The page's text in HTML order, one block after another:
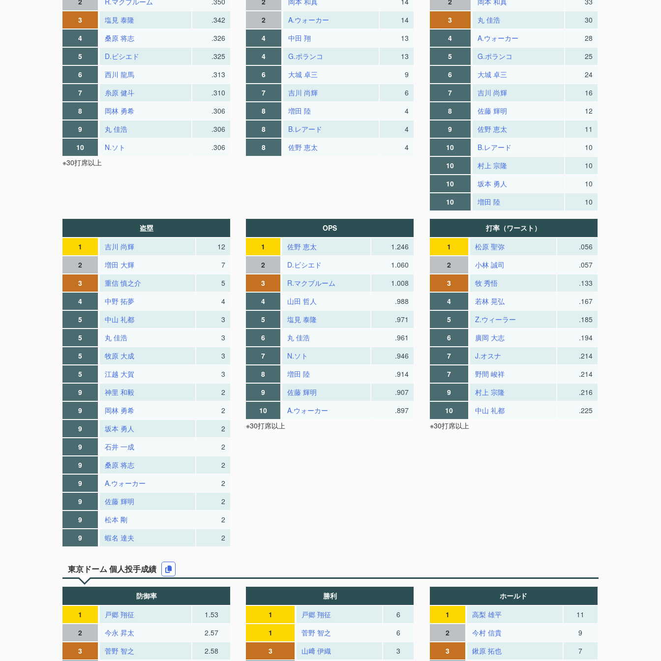
3
塩見 泰隆
.342
4
桑原 将志
.326
5
D.ビシエド
.325
6
西川 龍馬
.313
7
糸原 健斗
.310
8
岡林 勇希
.306
9
丸 佳浩
.306
10
N.ソト
.306
※30打席以上
2
A.ウォーカー
14
4
中田 翔
13
4
G.ポランコ
13
6
大城 卓三
9
7
吉川 尚輝
6
8
増田 陸
4
8
B.レアード
4
8
佐野 恵太 4
3
丸 佳浩
30
4
A.ウォーカー
28
5
G.ポランコ
25
6
大城 卓三
24
7
吉川 尚輝
16
8
佐藤 輝明
12
9
佐野 恵太
11
10
B.レアード
10
10
村上 宗隆
10
10
坂本 勇人
10
10
増田 陸 10
盗塁
1
吉川 尚輝
12
2
増田 大輝
7
3
重信 慎之介
5
4
中野 拓夢
4
5
中山 礼都
3
5
丸 佳浩
3
5
牧原 大成
3
5
江越 大賀
3
9
神里 和毅
2
9
岡林 勇希
2
9
坂本 勇人
2
9
石井 一成
2
9
桑原 将志
2
9
A.ウォーカー
2
9
佐藤 輝明
2
9
松本 剛
2
9
蝦名 達夫 2
OPS
1
佐野 恵太
1.246
2
D.ビシエド
1.060
3
R.マクブルーム
1.008
4
山田 哲人
.988
5
塩見 泰隆
.971
6
丸 佳浩
.961
7
N.ソト
.946
8
増田 陸
.914
9
佐藤 輝明
.907
10
A.ウォーカー
.897
※30打席以上
打率（ワースト）
1
松原 聖弥
.056
2
小林 誠司
.057
3
牧 秀悟
.133
4
若林 晃弘
.167
5
Z.ウィーラー
.185
6
廣岡 大志
.194
7
J.オスナ
.214
7
野間 峻祥
.214
9
村上 宗隆
.216
10
中山 礼都
.225
※30打席以上
東京ドーム 個人投手成績
防御率
1
戸郷 翔征
1.53
2
今永 昇太
2.57
3
菅野 智之 2.58
勝利
1
戸郷 翔征
6
1
菅野 智之
6
3
山﨑 伊織 3
ホールド
1
高梨 雄平
11
2
今村 信貴
9
3
鍬原 拓也 7